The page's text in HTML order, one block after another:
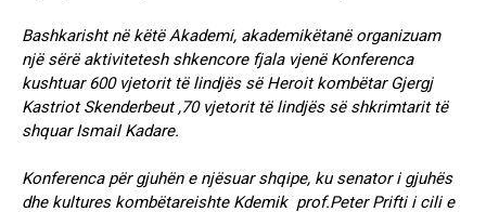
Bashkarisht në këtë Akademi, akademikëtanë organizuam
një sërë aktivitetesh shkencore fjala vjenë Konferenca
kushtuar 600 vjetorit të lindjës së Heroit kombëtar Gjergj
Kastriot Skenderbeut ,70 vjetorit të lindjës së shkrimtarit të
shquar Ismail Kadare.
Konferenca për gjuhën e njësuar shqipe, ku senator i gjuhës
dhe kultures kombëtareishte Kdemik prof.Peter Prifti i cili e